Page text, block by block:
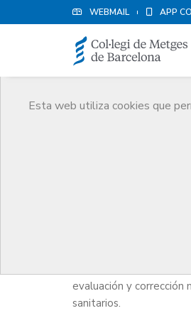
WEBMAIL APP
Esta web utiliza cookies que
evaluación y
sanitarios.